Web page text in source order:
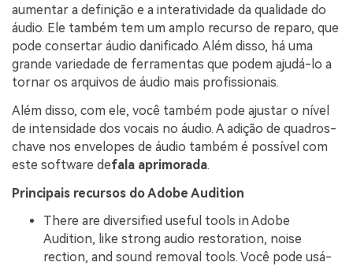
aumentar a definição e a interatividade da qualidade do
áudio. Ele também tem um amplo recurso de reparo, que
pode consertar áudio danificado. Além disso, há uma
grande variedade de ferramentas que podem ajudá-lo a
tornar os arquivos de áudio mais profissionais.
Além disso, com ele, você também pode ajustar o nível
de intensidade dos vocais no áudio. A adição de quadros-
chave nos envelopes de áudio também é possível com
este software defala aprimorada.
Principais recursos do Adobe Audition
There are diversified useful tools in Adobe
Audition, like strong audio restoration, noise
rection, and sound removal tools. Você pode usá-